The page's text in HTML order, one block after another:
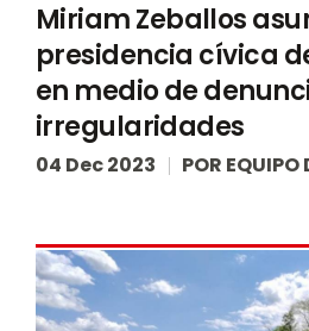
Miriam Zeballos
presidencia cívica
en medio de
irregularidades
04 Dec 2023 POR EQUIPO